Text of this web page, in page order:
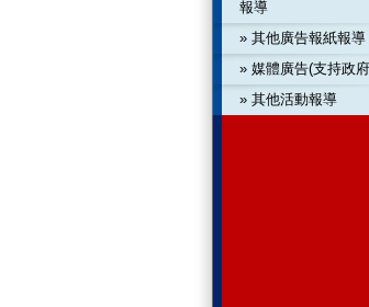
報導
» 其他廣告報紙報導
» 媒體廣告(支持政
» 其他活動報導